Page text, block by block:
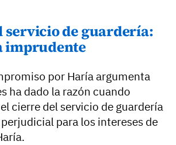
servicio de guardería:
imprudente
por Haría argumenta
ha dado la razón cuando
cierre del servicio de guardería
para los intereses de